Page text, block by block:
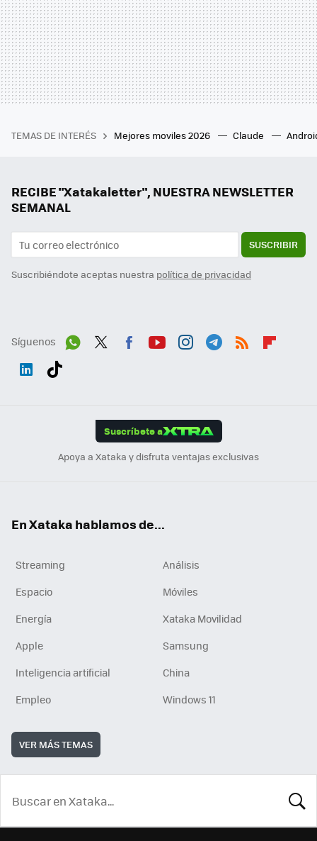
TEMAS DE INTERÉS Mejores moviles 2026 Claude
RECIBE "Xatakaletter", NUESTRA NEWSLETTER
SEMANAL
SUSCRIBIR
Suscribiéndote aceptas nuestra política de privacidad
Síguenos
Suscríbete a
Apoya a Xataka y disfruta ventajas exclusivas
En Xataka hablamos de...
Streaming
Análisis
Espacio
Móviles
Energía
Xataka Movilidad
Apple
Samsung
Inteligencia artificial
China
Empleo
Windows 11
VER MÁS TEMAS